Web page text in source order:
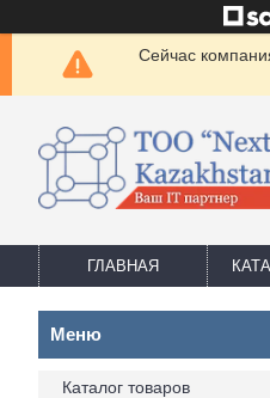
Сейчас
ГЛАВНАЯ
Каталог товаров